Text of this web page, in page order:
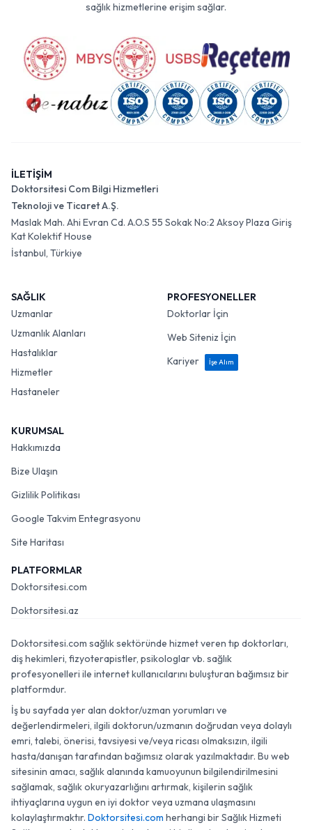
sağlık hizmetlerine erişim sağlar.
İLETİŞİM
Doktorsitesi Com Bilgi Hizmetleri
Teknoloji ve Ticaret A.Ş.
Maslak Mah. Ahi Evran Cd. A.O.S 55 Sokak No:2 Aksoy Plaza Giriş
Kat Kolektif House
İstanbul, Türkiye
SAĞLIK
Uzmanlar
Uzmanlık Alanları
Hastalıklar
Hizmetler
Hastaneler
PROFESYONELLER
Doktorlar İçin
Web Siteniz İçin
Kariyer
İşe Alım
KURUMSAL
Hakkımızda
Bize Ulaşın
Gizlilik Politikası
Google Takvim Entegrasyonu
Site Haritası
PLATFORMLAR
Doktorsitesi.com
Doktorsitesi.az
Doktorsitesi.com sağlık sektöründe hizmet veren tıp doktorları,
diş hekimleri, fizyoterapistler, psikologlar vb. sağlık
profesyonelleri ile internet kullanıcılarını buluşturan bağımsız bir
platformdur.
İş bu sayfada yer alan doktor/uzman yorumları ve
değerlendirmeleri, ilgili doktorun/uzmanın doğrudan veya dolaylı
emri, talebi, önerisi, tavsiyesi ve/veya ricası olmaksızın, ilgili
hasta/danışan tarafından bağımsız olarak yazılmaktadır. Bu web
sitesinin amacı, sağlık alanında kamuoyunun bilgilendirilmesini
sağlamak, sağlık okuryazarlığını artırmak, kişilerin sağlık
ihtiyaçlarına uygun en iyi doktor veya uzmana ulaşmasını
kolaylaştırmaktır. Doktorsitesi.com herhangi bir Sağlık Hizmeti